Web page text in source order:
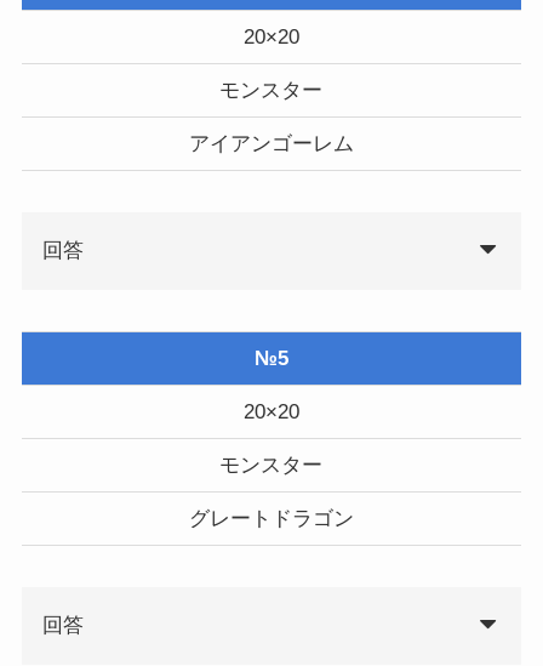
20×20
モンスター
アイアンゴーレム
回答
№5
20×20
モンスター
グレートドラゴン
回答